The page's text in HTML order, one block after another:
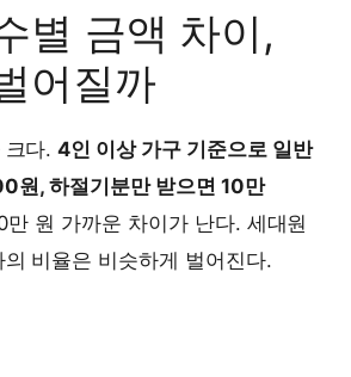
별 금액 차이,
어질까
크다.4인 이상 가구 기준으로 일반
원, 하절기분만 받으면 10만
만 원 가까운 차이가 난다. 세대원
비율은 비슷하게 벌어진다.